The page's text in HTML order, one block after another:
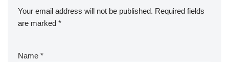
Your email address will not be published. Required fields
are marked *
Name *